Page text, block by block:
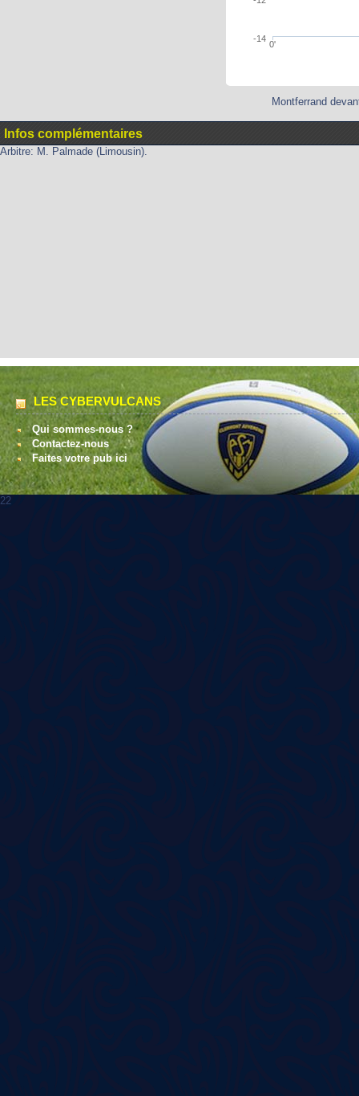
0'
-14
Montferrand
Infos complémentaires
Arbitre: M. Palmade (Limousin).
LES CYBERVULCANS
Qui sommes-nous ?
Contactez-nous
Faites votre pub ici
22